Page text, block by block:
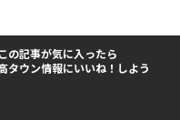
この記事が気に入ったら
タウン情報にいいね！しよう